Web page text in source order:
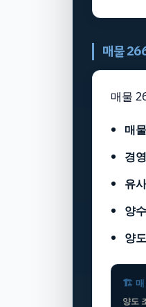
매물
매물
매
경
유
양
양
🏗️ 매
양도